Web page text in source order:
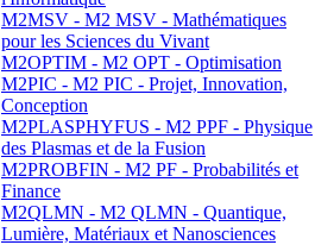
M2MSV - M2 MSV - Mathématiques
pour les Sciences du Vivant
M2OPTIM - M2 OPT - Optimisation
M2PIC - M2 PIC - Projet, Innovation,
Conception
M2PLASPHYFUS - M2 PPF - Physique
des Plasmas et de la Fusion
M2PROBFIN - M2 PF - Probabilités et
Finance
M2QLMN - M2 QLMN - Quantique,
Lumière, Matériaux et Nanosciences